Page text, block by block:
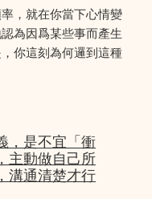
，就在你當下心情變
為因爲某些事而產生
你這刻為何邏到這種
，是不宜「衝
主動做自己所
溝通清楚才行